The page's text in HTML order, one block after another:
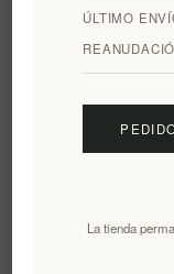
Suscribirse
ÚLTIMO
La tienda